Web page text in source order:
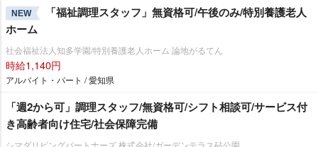
NEW
「福祉調理スタッフ」無資格可/午後のみ/特別養護老人
ホーム
社会福祉法人知多学園/特別養護老人ホーム 論地がるてん
時給1,140円
アルバイト・パート / 愛知県
「週2から可」調理スタッフ/無資格可/シフト相談可/サービス付
き高齢者向け住宅/社会保障完備
シマダリビングパートナーズ 株式会社/ガーデンテラス砧公園